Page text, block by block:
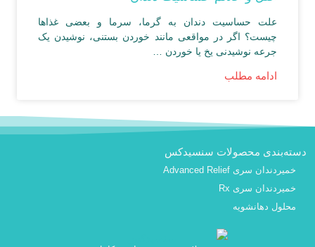
علت حساسیت دندان به گرما، سرما و بعضی غذاها
چیست؟ اگر در مواقعی مانند خوردن بستنی، نوشیدن یک
جرعه نوشیدنی یخ یا خوردن …
ادامه مطلب
دسته‌بندی محصولات سنسیدکس
خمیردندان سری Advanced Relief
خمیردندان سری Rx
محلول دهانشویه